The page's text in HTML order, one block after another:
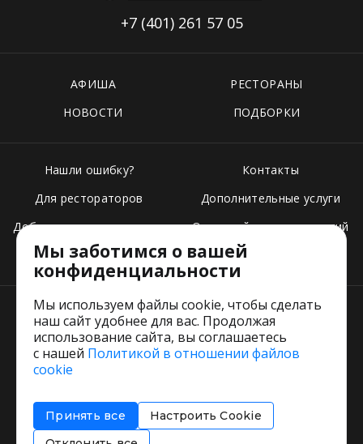
+7 (401) 261 57 05
АФИША
РЕСТОРАНЫ
НОВОСТИ
ПОДБОРКИ
Нашли ошибку?
Для рестораторов
Добавить свое заведение
Тарифы
Контакты
Дополнительные услуги
Основной стек технологий
Пользовательское соглашение
Соглашение об информировании
Мы заботимся о вашей
конфиденциальности
Мы используем файлы cookie, чтобы сделать
наш сайт удобнее для вас. Продолжая
использование сайта, вы соглашаетесь
с нашей Политикой в отношении файлов
cookie
Принять все
Настроить Cookie